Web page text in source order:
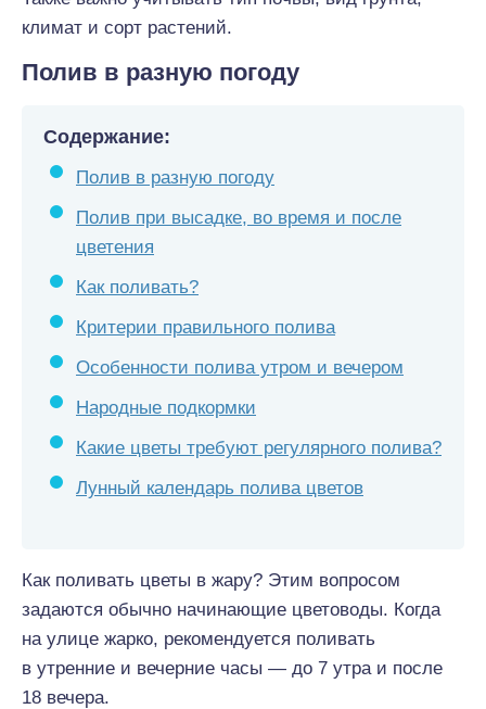
климат и сорт растений.
Полив в разную погоду
Содержание:
Полив в разную погоду
Полив при высадке, во время и после
цветения
Как поливать?
Критерии правильного полива
Особенности полива утром и вечером
Народные подкормки
Какие цветы требуют регулярного полива?
Лунный календарь полива цветов
Как поливать цветы в жару? Этим вопросом
задаются обычно начинающие цветоводы. Когда
на улице жарко, рекомендуется поливать
в утренние и вечерние часы — до 7 утра и после
18 вечера.